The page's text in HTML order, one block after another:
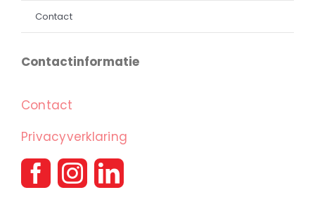
Contact
Contactinformatie
Contact
Privacyverklaring